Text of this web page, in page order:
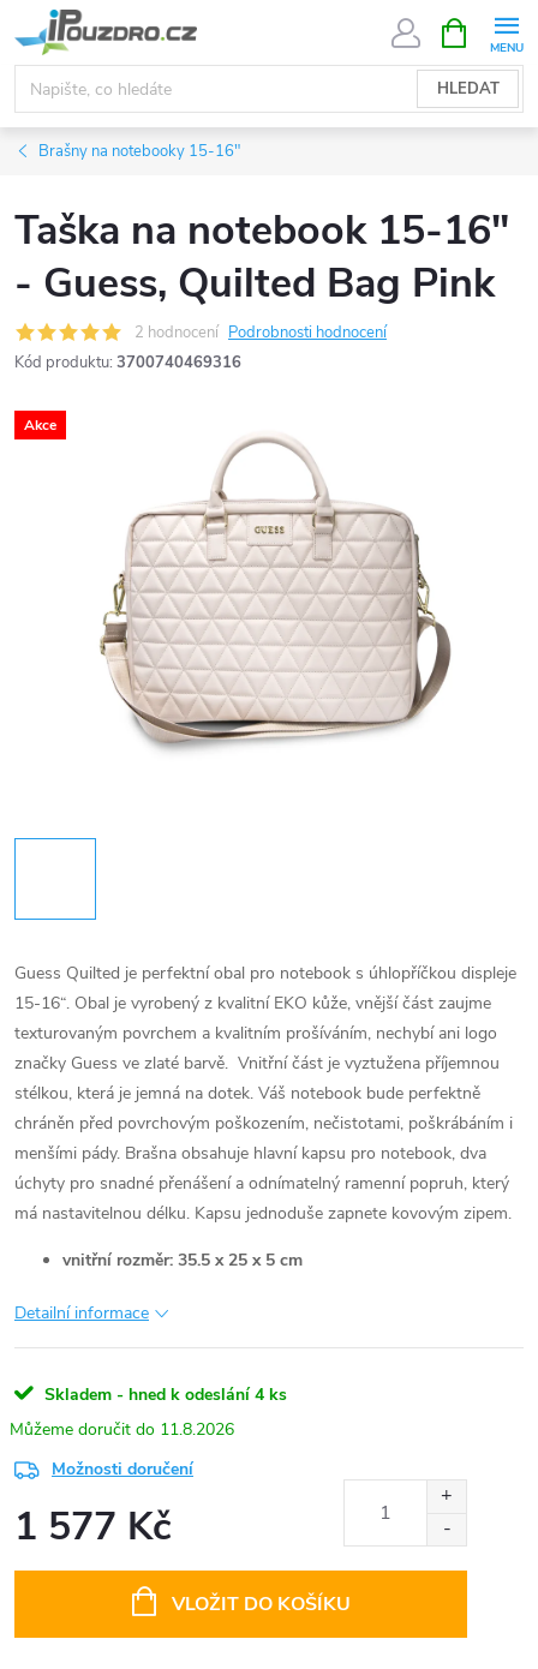
na
obsah
HLEDAT
NÁKUPNÍ
KOŠÍK
Brašny na notebooky 15-16"
Taška na notebook 15-16"
- Guess, Quilted Bag Pink
2 hodnocení Podrobnosti hodnocení
Kód produktu: 3700740469316
Akce
Guess Quilted je perfektní obal pro notebook s úhlopříčkou displeje
15-16“. Obal je vyrobený z kvalitní EKO kůže, vnější část zaujme
texturovaným povrchem a kvalitním prošíváním, nechybí ani logo
značky Guess ve zlaté barvě. Vnitřní část je vyztužena příjemnou
stélkou, která je jemná na dotek. Váš notebook bude perfektně
chráněn před povrchovým poškozením, nečistotami, poškrábáním i
menšími pády. Brašna obsahuje hlavní kapsu pro notebook, dva
úchyty pro snadné přenášení a odnímatelný ramenní popruh, který
má nastavitelnou délku. Kapsu jednoduše zapnete kovovým zipem.
vnitřní rozměr: 35.5 x 25 x 5 cm
Detailní informace
Skladem - hned k odeslání 4 ks
11.8.2026
Možnosti doručení
1 577 Kč
VLOŽIT DO KOŠÍKU